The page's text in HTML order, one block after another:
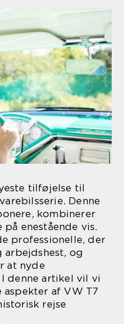
tilføjelse til
Denne
kombinerer
enestående vis.
professionelle, der
og
at nyde
denne artikel vil vi
af VW T7
rejse